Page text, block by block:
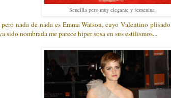
Sencilla pero muy elegante y femenina
nada de nada es Emma Watson, cuyo Valentino
sido nombrada me parece hiper sosa en sus estilismos...